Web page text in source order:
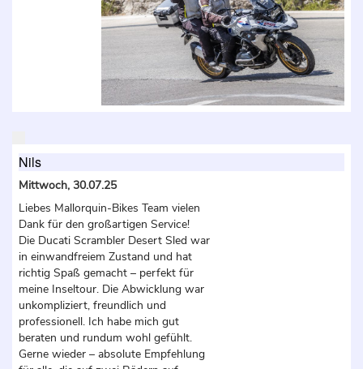
Nils
Mittwoch, 30.07.25
Liebes Mallorquin-Bikes Team vielen
Dank für den großartigen Service!
Die Ducati Scrambler Desert Sled war
in einwandfreiem Zustand und hat
richtig Spaß gemacht – perfekt für
meine Inseltour. Die Abwicklung war
unkompliziert, freundlich und
professionell. Ich habe mich gut
beraten und rundum wohl gefühlt.
Gerne wieder – absolute Empfehlung